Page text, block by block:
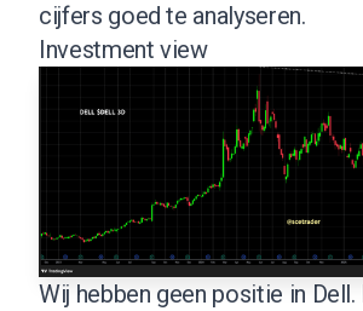
cijfers goed te analyseren.
Investment view
Wij hebben geen positie in